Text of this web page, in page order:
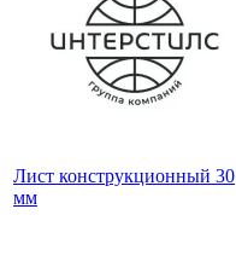
Лист конструкционный 30
мм